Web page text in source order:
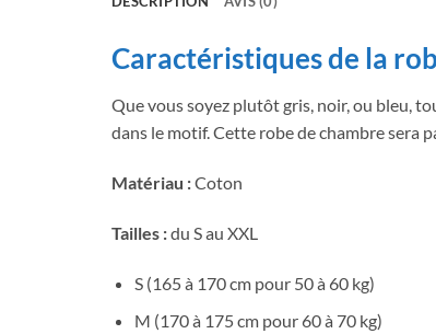
Caractéristiques de la
Que vous soyez plutôt gris, noir, ou bleu,
dans le motif. Cette robe de chambre sera
Matériau :Coton
Tailles :du S au XXL
S (165 à 170 cm pour 50 à 60 kg)
M (170 à 175 cm pour 60 à 70 kg)